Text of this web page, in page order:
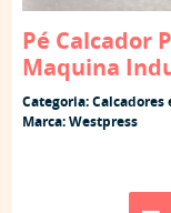
Pé Calcador
Maquina
Categoria:Calcadores
Marca:Westpress